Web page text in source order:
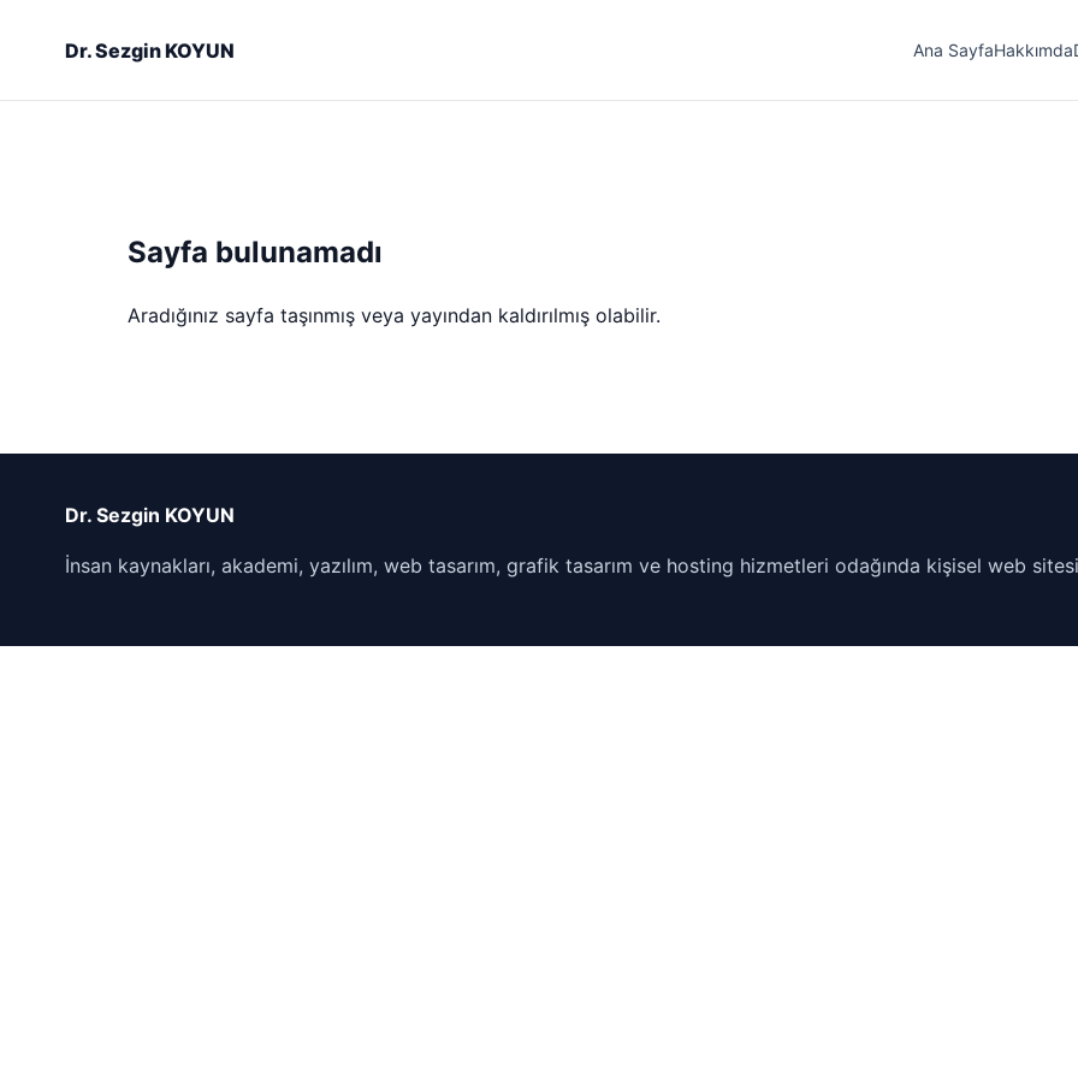
Dr. Sezgin KOYUN Ana SayfaHakkımda
Sayfa bulunamadı
Aradığınız sayfa taşınmış veya yayından kaldırılmış olabilir.
Dr. Sezgin KOYUN
İnsan kaynakları, akademi, yazılım, web tasarım, grafik tasarım ve hosting hizmetleri odağında kişisel web